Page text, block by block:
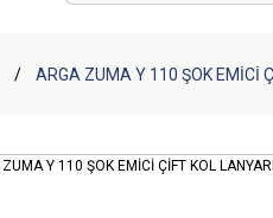
ARGA ZUMA Y 110 ŞOK EMİCİ